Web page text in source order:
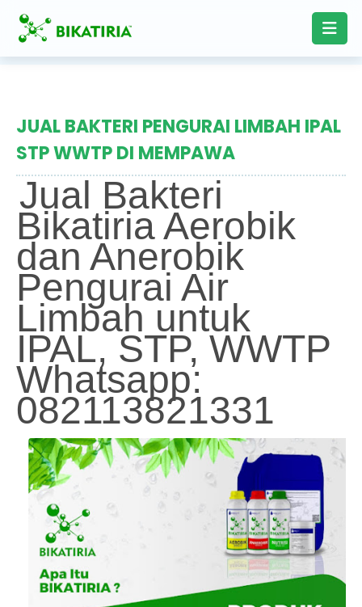
JUAL BAKTERI PENGURAI LIMBAH IPAL
STP WWTP DI MEMPAWA
Jual Bakteri
Bikatiria Aerobik
dan Anerobik
Pengurai Air
Limbah untuk
IPAL, STP, WWTP
Whatsapp:
082113821331